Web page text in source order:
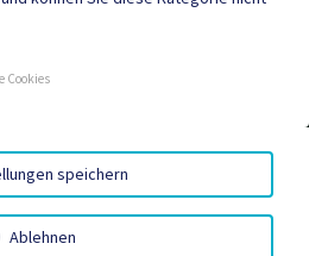
| BARRIEREFREIHEIT
|IMPRESSUM
Cookies
Ablehnen
speichern